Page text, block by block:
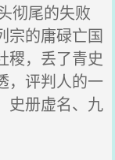
彻尾的失败
宗的庸碌亡国
稷，丢了青史
，评判人的一
史册虚名、九